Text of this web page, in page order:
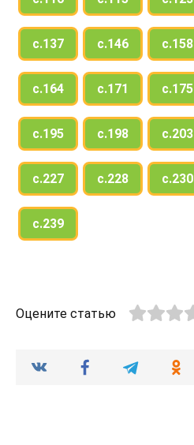
с.137 с.146 с.158
с.164 с.171 с.175
с.195 с.198 с.203
с.227 с.228 с.230
с.239
Оцените статью